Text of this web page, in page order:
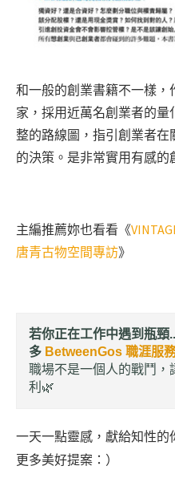
和一般的創業書籍不一樣
家，採用近萬名創業者的
整的路線圖，指引創業者
的決策。是非常實用有感的
主編推薦妳也看看《
唐青古物空間專訪》
若你正在工作中遇到瓶
多 BetweenGos 職涯服
職場不是一個人的戰鬥，
利🌿
一天一點靈感，獻給知性的
更多美好提案：）